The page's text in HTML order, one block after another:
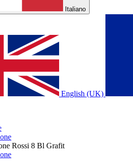
Italiano
English (UK)
Rossi 8 Bl Grafit